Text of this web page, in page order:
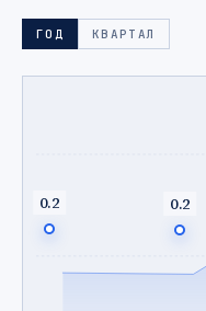
ГОД КВАРТАЛ
0.2 0.2